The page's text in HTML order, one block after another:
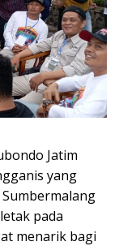
Jatim
yang
pada
menarik bagi